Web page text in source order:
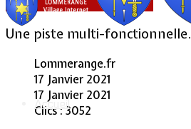
Accueil
Une piste multi-fonctionnelle.
Lommerange.fr
17 Janvier 2021
17 Janvier 2021
Clics : 3052